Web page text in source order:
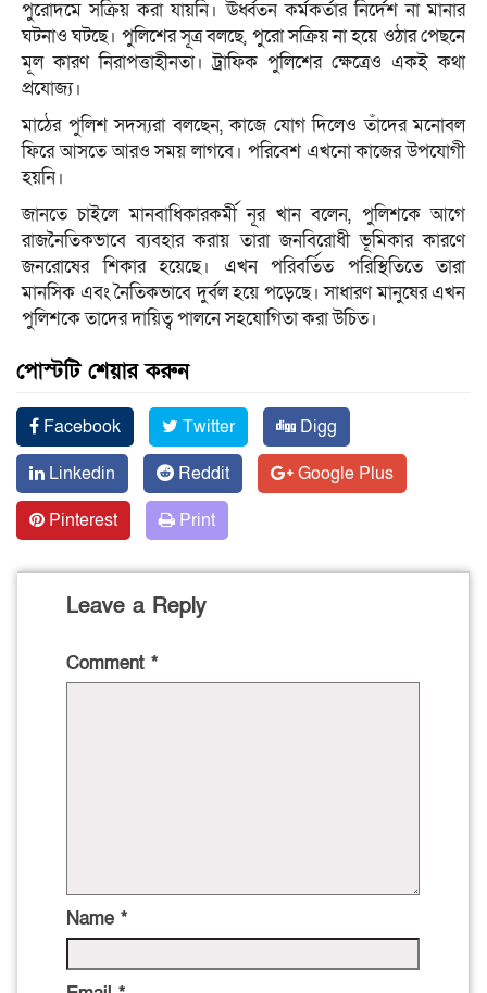
পুরোদমে সক্রিয় করা যায়নি। ঊর্ধ্বতন কর্মকর্তার নির্দেশ না মানার
ঘটনাও ঘটছে। পুলিশের সূত্র বলছে, পুরো সক্রিয় না হয়ে ওঠার পেছনে
মূল কারণ নিরাপত্তাহীনতা। ট্রাফিক পুলিশের ক্ষেত্রেও একই কথা
প্রযোজ্য।
মাঠের পুলিশ সদস্যরা বলছেন, কাজে যোগ দিলেও তাঁদের মনোবল
ফিরে আসতে আরও সময় লাগবে। পরিবেশ এখনো কাজের উপযোগী
হয়নি।
জানতে চাইলে মানবাধিকারকর্মী নূর খান বলেন, পুলিশকে আগে
রাজনৈতিকভাবে ব্যবহার করায় তারা জনবিরোধী ভূমিকার কারণে
জনরোষের শিকার হয়েছে। এখন পরিবর্তিত পরিস্থিতিতে তারা
মানসিক এবং নৈতিকভাবে দুর্বল হয়ে পড়েছে। সাধারণ মানুষের এখন
পুলিশকে তাদের দায়িত্ব পালনে সহযোগিতা করা উচিত।
পোস্টটি শেয়ার করুন
Facebook Twitter
Digg
Linkedin
Reddit
Google Plus
Pinterest
Print
Leave a Reply
Comment *
Name *